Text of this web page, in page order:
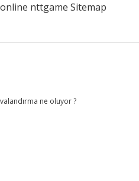
nttgame Sitemap
ne oluyor ?